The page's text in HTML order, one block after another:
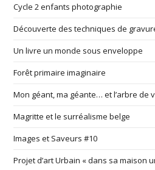
Cycle 2 enfants photographie
Découverte des techniques de
Un livre un monde sous enveloppe
Forêt primaire imaginaire
Mon géant, ma géante… et l’arbre de
Magritte et le surréalisme belge
Images et Saveurs #10
Projet d’art Urbain « dans sa maison